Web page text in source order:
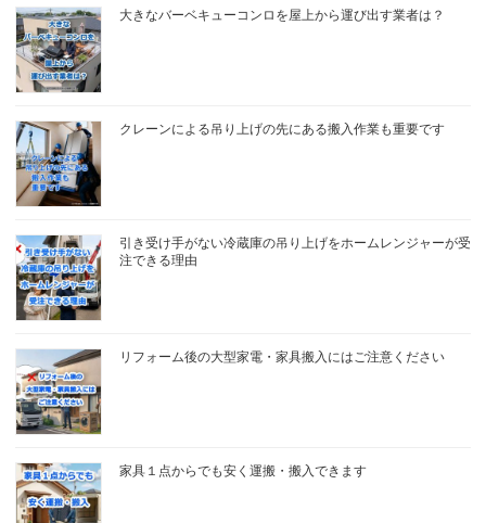
大きなバーベキューコンロを屋上から運び出す業者は？
クレーンによる吊り上げの先にある搬入作業も重要です
引き受け手がない冷蔵庫の吊り上げをホームレンジャーが受
注できる理由
リフォーム後の大型家電・家具搬入にはご注意ください
家具１点からでも安く運搬・搬入できます